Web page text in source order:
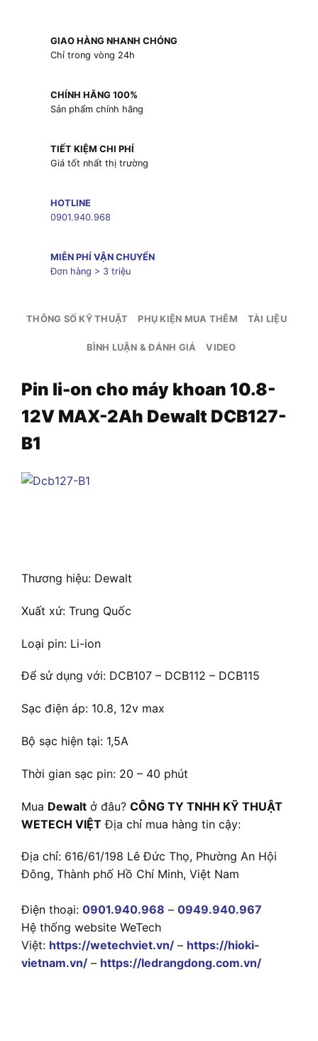
GIAO HÀNG NHANH CHÓNG
Chỉ trong vòng 24h
CHÍNH HÃNG 100%
Sản phẩm chính hãng
TIẾT KIỆM CHI PHÍ
Giá tốt nhất thị trường
HOTLINE
0901.940.968
MIỄN PHÍ VẬN CHUYỂN
Đơn hàng > 3 triệu
THÔNG SỐ KỸ THUẬT PHỤ KIỆN MUA THÊM TÀI LIỆU
BÌNH LUẬN & ĐÁNH GIÁ VIDEO
Pin li-on cho máy khoan 10.8-
12V MAX-2Ah Dewalt DCB127-
B1
Thương hiệu: Dewalt
Xuất xứ: Trung Quốc
Loại pin: Li-ion
Để sử dụng với: DCB107 – DCB112 – DCB115
Sạc điện áp: 10.8, 12v max
Bộ sạc hiện tại: 1,5A
Thời gian sạc pin: 20 – 40 phút
Mua Dewalt ở đâu? CÔNG TY TNHH KỸ THUẬT
WETECH VIỆT Địa chỉ mua hàng tin cậy:
Địa chỉ: 616/61/198 Lê Đức Thọ, Phường An Hội
Đông, Thành phố Hồ Chí Minh, Việt Nam
Điện thoại: 0901.940.968 – 0949.940.967
Hệ thống website WeTech
Việt: https://wetechviet.vn/ – https://hioki-
vietnam.vn/ – https://ledrangdong.com.vn/